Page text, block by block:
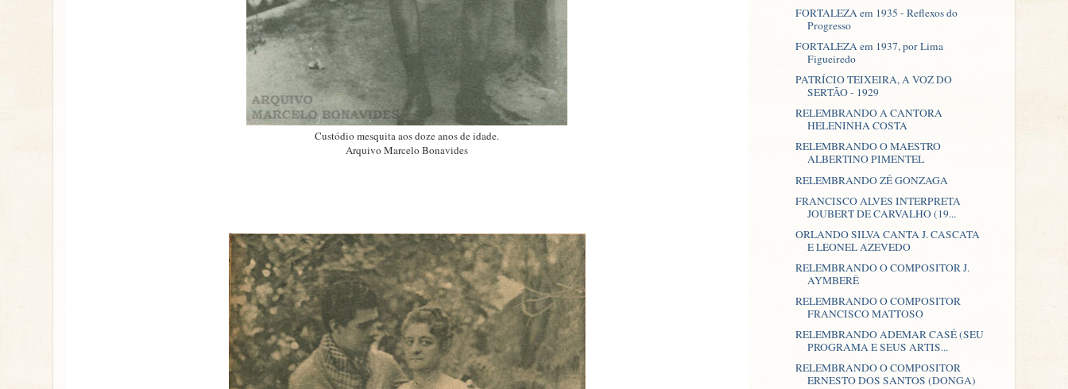
Custódio mesquita aos doze anos de idade.
Arquivo Marcelo Bonavides
FORTALEZA em 1935 - Reflexos do
Progresso
FORTALEZA em 1937, por Lima
Figueiredo
PATRÍCIO TEIXEIRA, A VOZ DO
SERTÃO - 1929
RELEMBRANDO A CANTORA
HELENINHA COSTA
RELEMBRANDO O MAESTRO
ALBERTINO PIMENTEL
RELEMBRANDO ZÉ GONZAGA
FRANCISCO ALVES INTERPRETA
JOUBERT DE CARVALHO (19...
ORLANDO SILVA CANTA J. CASCATA
E LEONEL AZEVEDO
RELEMBRANDO O COMPOSITOR J.
AYMBERÊ
RELEMBRANDO O COMPOSITOR
FRANCISCO MATTOSO
RELEMBRANDO ADEMAR CASÉ (SEU
PROGRAMA E SEUS ARTIS...
RELEMBRANDO O COMPOSITOR
ERNESTO DOS SANTOS (DONGA)